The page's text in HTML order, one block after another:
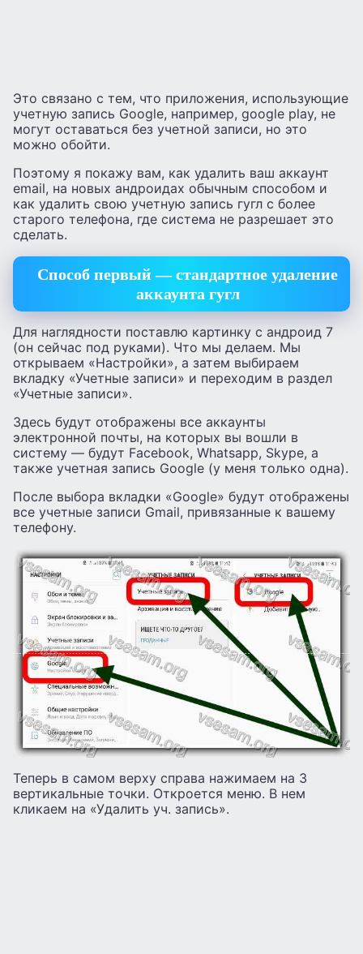
Это связано с тем, что приложения, использующие
учетную запись Google, например, google play, не
могут оставаться без учетной записи, но это
можно обойти.
Поэтому я покажу вам, как удалить ваш аккаунт
email, на новых андроидах обычным способом и
как удалить свою учетную запись гугл с более
старого телефона, где система не разрешает это
сделать.
Способ первый — стандартное удаление
аккаунта гугл
Для наглядности поставлю картинку с андроид 7
(он сейчас под руками). Что мы делаем. Мы
открываем «Настройки», а затем выбираем
вкладку «Учетные записи» и переходим в раздел
«Учетные записи».
Здесь будут отображены все аккаунты
электронной почты, на которых вы вошли в
систему — будут Facebook, Whatsapp, Skype, а
также учетная запись Google (у меня только одна).
После выбора вкладки «Google» будут отображены
все учетные записи Gmail, привязанные к вашему
телефону.
Теперь в самом верху справа нажимаем на 3
вертикальные точки. Откроется меню. В нем
кликаем на «Удалить уч. запись».